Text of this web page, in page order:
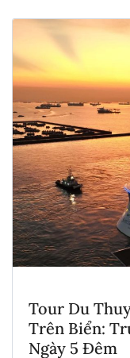
Tour Du
Trên Biển:
Ngày 5 Đêm